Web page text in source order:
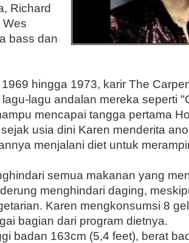
Richard
Wes
bass dan
hingga 1973, karir The
lagu andalan mereka seperti
mencapai tangga pertama
usia dini Karen menderita
menjalani diet untuk
semua makanan yang
menghindari daging,
Karen mengkonsumsi 8
bagian dari program dietnya.
badan 163cm (5,4 feet), berat